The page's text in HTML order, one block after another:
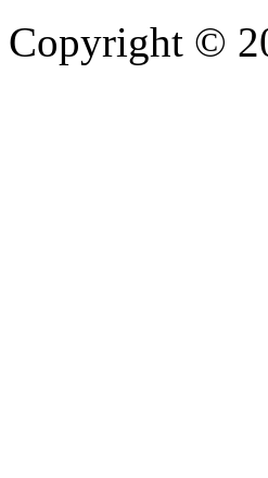
Copyright ©